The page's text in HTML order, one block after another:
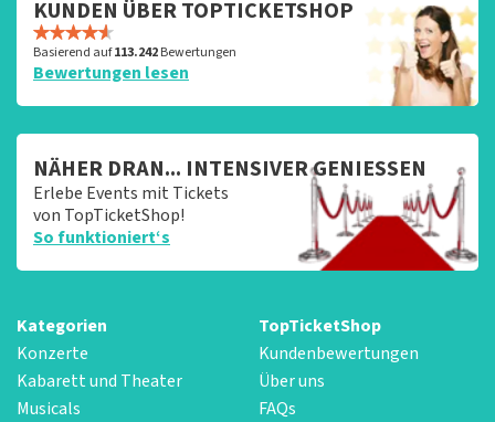
KUNDEN ÜBER TOPTICKETSHOP
Basierend auf113.242Bewertungen
Bewertungen lesen
NÄHER DRAN... INTENSIVER GENIESSEN
Erlebe Events mit Tickets
von TopTicketShop!
So funktioniert‘s
Kategorien
Konzerte
Kabarett und Theater
Musicals
TopTicketShop
Kundenbewertungen
Über uns
FAQs